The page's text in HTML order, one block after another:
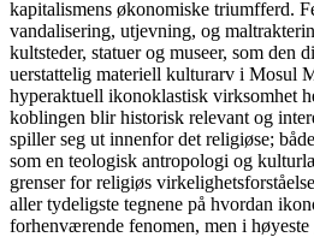
kapitalismens økonomiske triumfferd.
vandalisering, utjevning, og
kultsteder, statuer og museer, som den
uerstattelig materiell kulturarv i Mosul
hyperaktuell ikonoklastisk virksomhet
koblingen blir historisk relevant og
spiller seg ut innenfor det religiøse;
som en teologisk antropologi og
grenser for religiøs
aller tydeligste tegnene på hvordan
forhenværende fenomen, men i